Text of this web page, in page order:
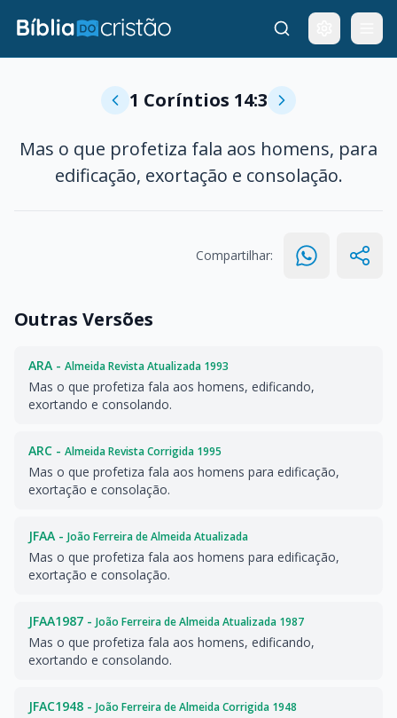
1 Coríntios 14:3
Mas o que profetiza fala aos homens, para
edificação, exortação e consolação.
Compartilhar:
Outras Versões
ARA - Almeida Revista Atualizada 1993
Mas o que profetiza fala aos homens, edificando,
exortando e consolando.
ARC - Almeida Revista Corrigida 1995
Mas o que profetiza fala aos homens para edificação,
exortação e consolação.
JFAA - João Ferreira de Almeida Atualizada
Mas o que profetiza fala aos homens para edificação,
exortação e consolação.
JFAA1987 - João Ferreira de Almeida Atualizada 1987
Mas o que profetiza fala aos homens, edificando,
exortando e consolando.
JFAC1948 - João Ferreira de Almeida Corrigida 1948